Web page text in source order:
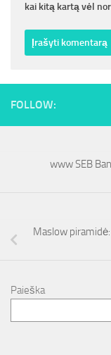
kai kitą kartą vėl
FOLLOW:
www SEB
Maslow
Paieška